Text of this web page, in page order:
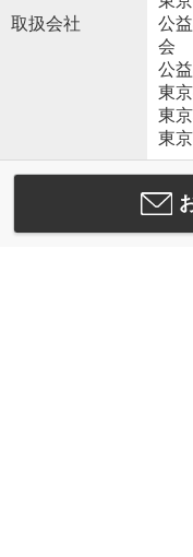
取扱会社
公
会
公
東
東
東